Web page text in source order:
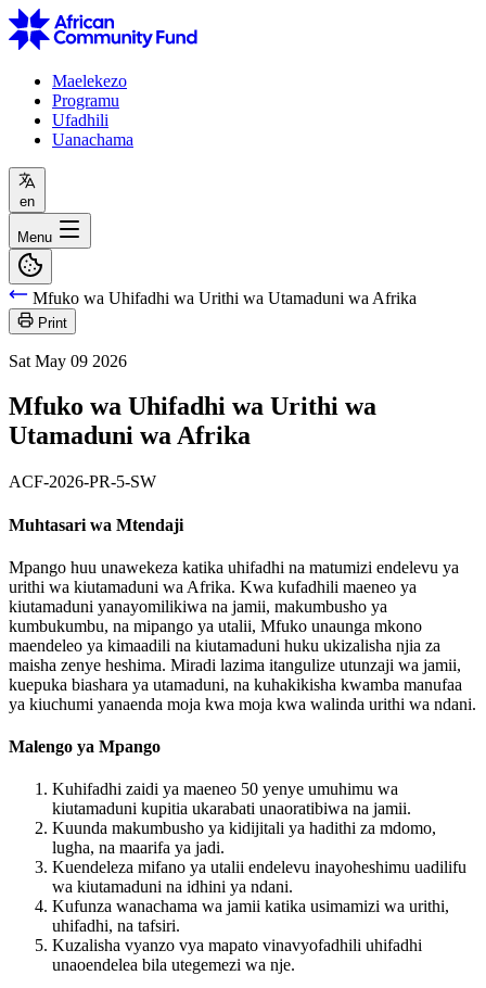
Maelekezo
Programu
Ufadhili
Uanachama
en
Menu
Mfuko wa Uhifadhi wa Urithi wa Utamaduni wa Afrika
Print
Sat May 09 2026
Mfuko wa Uhifadhi wa Urithi wa
Utamaduni wa Afrika
ACF-2026-PR-5-SW
Muhtasari wa Mtendaji
Mpango huu unawekeza katika uhifadhi na matumizi endelevu ya
urithi wa kiutamaduni wa Afrika. Kwa kufadhili maeneo ya
kiutamaduni yanayomilikiwa na jamii, makumbusho ya
kumbukumbu, na mipango ya utalii, Mfuko unaunga mkono
maendeleo ya kimaadili na kiutamaduni huku ukizalisha njia za
maisha zenye heshima. Miradi lazima itangulize utunzaji wa jamii,
kuepuka biashara ya utamaduni, na kuhakikisha kwamba manufaa
ya kiuchumi yanaenda moja kwa moja kwa walinda urithi wa ndani.
Malengo ya Mpango
Kuhifadhi zaidi ya maeneo 50 yenye umuhimu wa
kiutamaduni kupitia ukarabati unaoratibiwa na jamii.
Kuunda makumbusho ya kidijitali ya hadithi za mdomo,
lugha, na maarifa ya jadi.
Kuendeleza mifano ya utalii endelevu inayoheshimu uadilifu
wa kiutamaduni na idhini ya ndani.
Kufunza wanachama wa jamii katika usimamizi wa urithi,
uhifadhi, na tafsiri.
Kuzalisha vyanzo vya mapato vinavyofadhili uhifadhi
unaoendelea bila utegemezi wa nje.